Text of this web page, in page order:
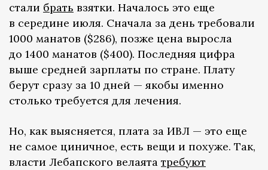
стали брать взятки. Началось это еще
в середине июля. Сначала за день требовали
1000 манатов ($286), позже цена выросла
до 1400 манатов ($400). Последняя цифра
выше средней зарплаты по стране. Плату
берут сразу за 10 дней — якобы именно
столько требуется для лечения.
Но, как выясняется, плата за ИВЛ — это еще
не самое циничное, есть вещи и похуже. Так,
власти Лебапского велаята требуют